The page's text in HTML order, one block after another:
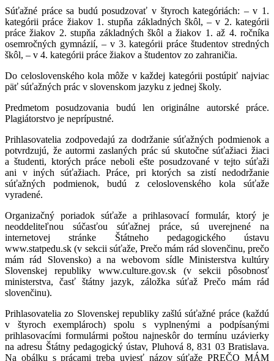
Súťažné práce sa budú posudzovať v štyroch kategóriách: – v 1.
kategórii práce žiakov 1. stupňa základných škôl, – v 2. kategórii
práce žiakov 2. stupňa základných škôl a žiakov 1. až 4. ročníka
osemročných gymnázií, – v 3. kategórii práce študentov stredných
škôl, – v 4. kategórii práce žiakov a študentov zo zahraničia.
Do celoslovenského kola môže v každej kategórii postúpiť najviac
päť súťažných prác v slovenskom jazyku z jednej školy.
Predmetom posudzovania budú len originálne autorské práce.
Plagiátorstvo je neprípustné.
Prihlasovatelia zodpovedajú za dodržanie súťažných podmienok a
potvrdzujú, že autormi zaslaných prác sú skutočne súťažiaci žiaci
a študenti, ktorých práce neboli ešte posudzované v tejto súťaži
ani v iných súťažiach. Práce, pri ktorých sa zistí nedodržanie
súťažných podmienok, budú z celoslovenského kola súťaže
vyradené.
Organizačný poriadok súťaže a prihlasovací formulár, ktorý je
neoddeliteľnou súčasťou súťažnej práce, sú uverejnené na
internetovej stránke Štátneho pedagogického ústavu
www.statpedu.sk (v sekcii súťaže, Prečo mám rád slovenčinu, prečo
mám rád Slovensko) a na webovom sídle Ministerstva kultúry
Slovenskej republiky www.culture.gov.sk (v sekcii pôsobnosť
ministerstva, časť štátny jazyk, záložka súťaž Prečo mám rád
slovenčinu).
Prihlasovatelia zo Slovenskej republiky zašlú súťažné práce (každú
v štyroch exemplároch) spolu s vyplnenými a podpísanými
prihlasovacími formulármi poštou najneskôr do termínu uzávierky
na adresu Štátny pedagogický ústav, Pluhová 8, 831 03 Bratislava.
Na obálku s prácami treba uviesť názov súťaže PREČO MÁM